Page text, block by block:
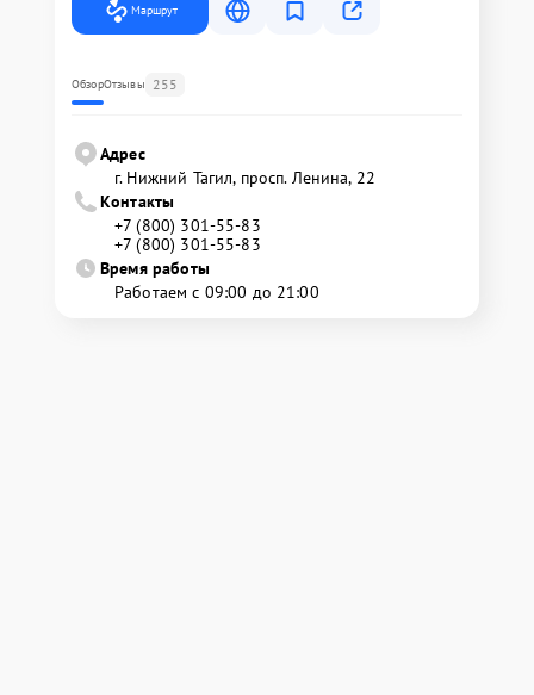
Маршрут
ОбзорОтзывы 255
Адрес
г. Нижний Тагил, просп. Ленина, 22
Контакты
+7 (800) 301-55-83
+7 (800) 301-55-83
Время работы
Работаем с 09:00 до 21:00